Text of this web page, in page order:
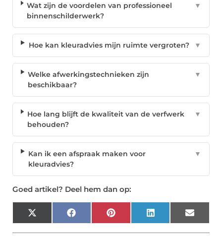
Wat zijn de voordelen van professioneel
binnenschilderwerk?
▼
Hoe kan kleuradvies mijn ruimte vergroten? ▼
Welke afwerkingstechnieken zijn
beschikbaar?
▼
Hoe lang blijft de kwaliteit van de verfwerk
behouden?
▼
Kan ik een afspraak maken voor
kleuradvies?
▼
Goed artikel? Deel hem dan op:
X
(Twitter)
Facebook Pinterest LinkedIn Email